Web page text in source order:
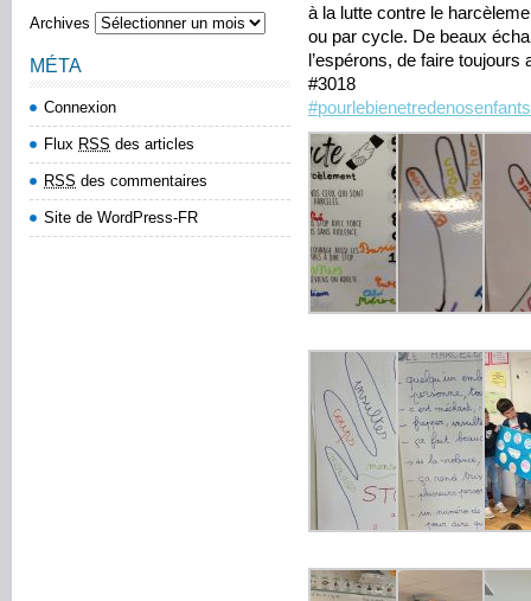
à la lutte contre le
ou par cycle. De beaux
l’espérons, de faire toujours
#3018
#pourlebienetredenosenfants
Archives
MÉTA
Connexion
Flux RSS des articles
RSS des commentaires
Site de WordPress-FR